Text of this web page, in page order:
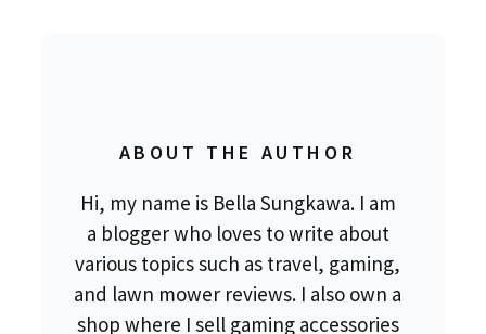
ABOUT THE AUTHOR
Hi, my name is Bella Sungkawa. I am
a blogger who loves to write about
various topics such as travel, gaming,
and lawn mower reviews. I also own a
shop where I sell gaming accessories